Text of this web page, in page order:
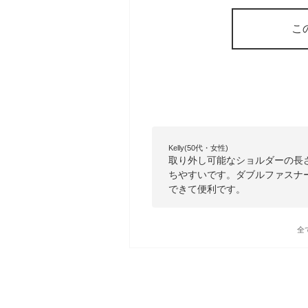
こ
Kelly(50代・女性)
取り外し可能なショルダーの
ちやすいです。ダブルファス
できて便利です。
全